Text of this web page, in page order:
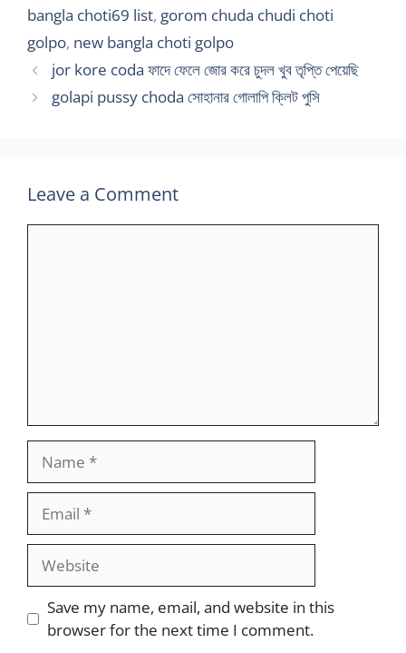
bangla choti69 list, gorom chuda chudi choti
golpo, new bangla choti golpo
jor kore coda ফাদে ফেলে জোর করে চুদল খুব তৃপ্তি পেয়েছি
golapi pussy choda সোহানার গোলাপি ক্লিট পুসি
Leave a Comment
Website
Save my name, email, and website in this
browser for the next time I comment.